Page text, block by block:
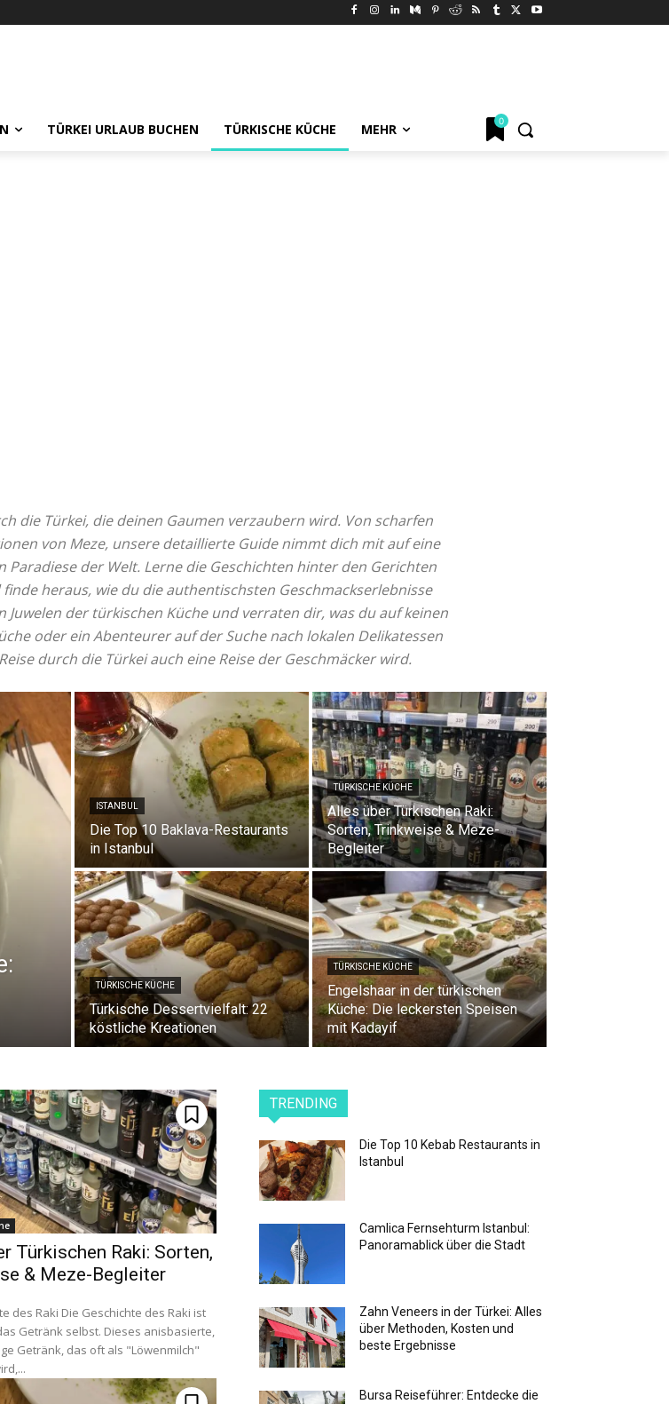
TÜRKEI URLAUB BUCHEN TÜRKISCHE KÜCHE MEHR
0
die Türkei, die deinen Gaumen verzaubern wird. Von scharfen
von Meze, unsere detaillierte Guide nimmt dich mit auf eine
der Welt. Lerne die Geschichten hinter den Gerichten
heraus, wie du die authentischsten Geschmackserlebnisse
der türkischen Küche und verraten dir, was du auf keinen
oder ein Abenteurer auf der Suche nach lokalen Delikatessen
durch die Türkei auch eine Reise der Geschmäcker wird.
ISTANBUL
Die Top 10 Baklava-Restaurants
in Istanbul
TÜRKISCHE KÜCHE
Alles über Türkischen Raki:
Sorten, Trinkweise & Meze-
Begleiter
TÜRKISCHE KÜCHE
Türkische Dessertvielfalt: 22
köstliche Kreationen
TÜRKISCHE KÜCHE
Engelshaar in der türkischen
Küche: Die leckersten Speisen
mit Kadayif
Türkischen Raki: Sorten,
& Meze-Begleiter
des Raki ist
Getränk selbst. Dieses anisbasierte,
Getränk, das oft als "Löwenmilch"
TRENDING
Die Top 10 Kebab Restaurants in
Istanbul
Camlica Fernsehturm Istanbul:
Panoramablick über die Stadt
Zahn Veneers in der Türkei: Alles
über Methoden, Kosten und
beste Ergebnisse
Bursa Reiseführer: Entdecke die